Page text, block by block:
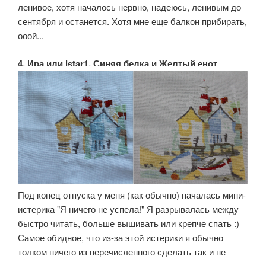
ленивое, хотя началось нервно, надеюсь, ленивым до
сентября и останется. Хотя мне еще балкон прибирать,
ооой...
4. Ира или istar1, Синяя белка и Желтый енот
Под конец отпуска у меня (как обычно) началась мини-
истерика "Я ничего не успела!" Я разрывалась между
быстро читать, больше вышивать или крепче спать :)
Самое обидное, что из-за этой истерики я обычно
толком ничего из перечисленного сделать так и не